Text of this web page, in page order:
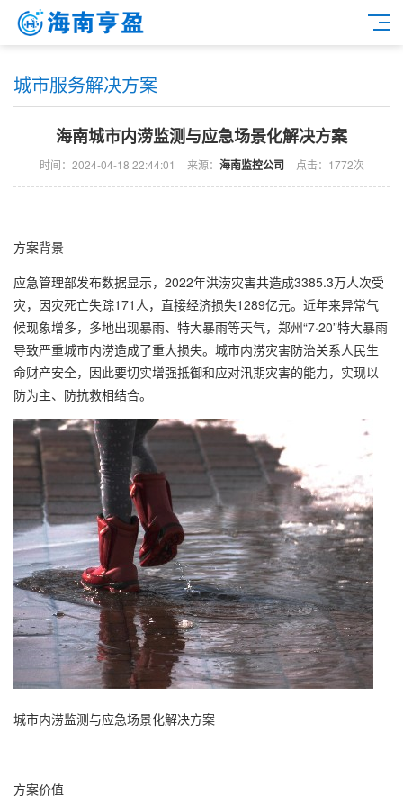
城市服务解决方案
海南城市内涝监测与应急场景化解决方案
时间：2024-04-18 22:44:01 来源： 海南监控公司 点击：1772次
方案背景
应急管理部发布数据显示，2022年洪涝灾害共造成3385.3万人次受
灾，因灾死亡失踪171人，直接经济损失1289亿元。近年来异常气
候现象增多，多地出现暴雨、特大暴雨等天气，郑州“7·20”特大暴雨
导致严重城市内涝造成了重大损失。城市内涝灾害防治关系人民生
命财产安全，因此要切实增强抵御和应对汛期灾害的能力，实现以
防为主、防抗救相结合。
城市内涝监测与应急场景化解决方案
方案价值